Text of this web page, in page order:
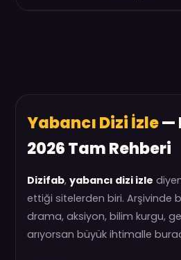
Yabancı Dizi İzle—
2026 Tam Rehberi
Dizifab, yabancı dizi izle
ettiği sitelerden biri. Arşivinde
drama, aksiyon, bilim kurgu,
arıyorsan büyük ihtimalle